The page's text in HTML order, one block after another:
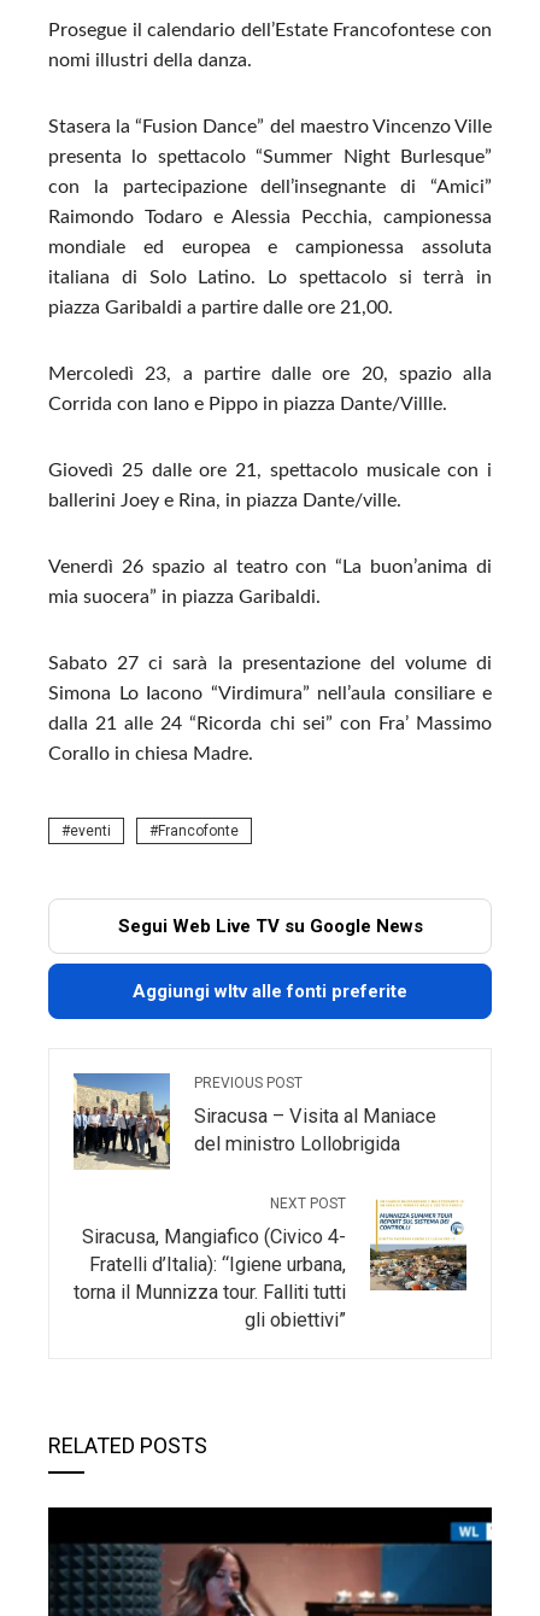
Prosegue il calendario dell’Estate Francofontese con
nomi illustri della danza.
Stasera la “Fusion Dance” del maestro Vincenzo Ville
presenta lo spettacolo “Summer Night Burlesque”
con la partecipazione dell’insegnante di “Amici”
Raimondo Todaro e Alessia Pecchia, campionessa
mondiale ed europea e campionessa assoluta
italiana di Solo Latino. Lo spettacolo si terrà in
piazza Garibaldi a partire dalle ore 21,00.
Mercoledì 23, a partire dalle ore 20, spazio alla
Corrida con Iano e Pippo in piazza Dante/Villle.
Giovedì 25 dalle ore 21, spettacolo musicale con i
ballerini Joey e Rina, in piazza Dante/ville.
Venerdì 26 spazio al teatro con “La buon’anima di
mia suocera” in piazza Garibaldi.
Sabato 27 ci sarà la presentazione del volume di
Simona Lo Iacono “Virdimura” nell’aula consiliare e
dalla 21 alle 24 “Ricorda chi sei” con Fra’ Massimo
Corallo in chiesa Madre.
eventi Francofonte
Segui Web Live TV su Google News
Aggiungi wltv alle fonti preferite
PREVIOUS POST
Siracusa – Visita al Maniace
del ministro Lollobrigida
NEXT POST
Siracusa, Mangiafico (Civico 4-
Fratelli d’Italia): “Igiene urbana,
torna il Munnizza tour. Falliti tutti
gli obiettivi”
RELATED POSTS